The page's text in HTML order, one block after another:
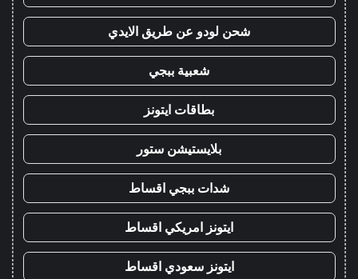
شحن لودو عن طريق الايدي
شعبية ببجي
بطاقات ايتونز
بلايستيشن ستور
شدات ببجي اقساط
ايتونز امريكي اقساط
ايتونز سعودي اقساط